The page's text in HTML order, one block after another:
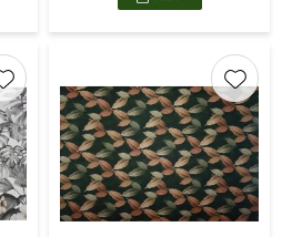
Lägg till i favoriter Lägg